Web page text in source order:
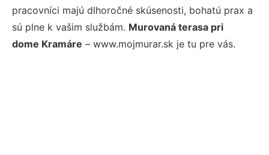
pracovníci majú dlhoročné skúsenosti, bohatú prax a
sú plne k vašim službám. Murovaná terasa pri
dome Kramáre – www.mojmurar.sk je tu pre vás.